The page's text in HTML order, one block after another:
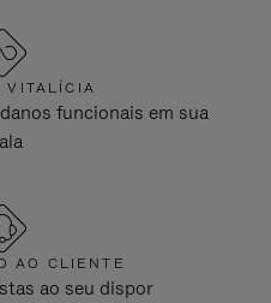
VITALÍCIA
funcionais em sua
AO CLIENTE
ao seu dispor